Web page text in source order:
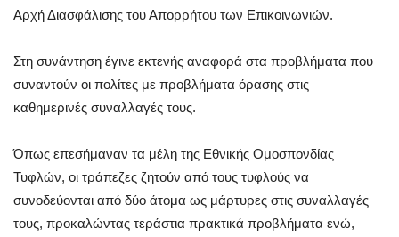
Αρχή Διασφάλισης του Απορρήτου των Επικοινωνιών.
Στη συνάντηση έγινε εκτενής αναφορά στα προβλήματα που
συναντούν οι πολίτες με προβλήματα όρασης στις
καθημερινές συναλλαγές τους.
Όπως επεσήμαναν τα μέλη της Εθνικής Ομοσπονδίας
Τυφλών, οι τράπεζες ζητούν από τους τυφλούς να
συνοδεύονται από δύο άτομα ως μάρτυρες στις συναλλαγές
τους, προκαλώντας τεράστια πρακτικά προβλήματα ενώ,